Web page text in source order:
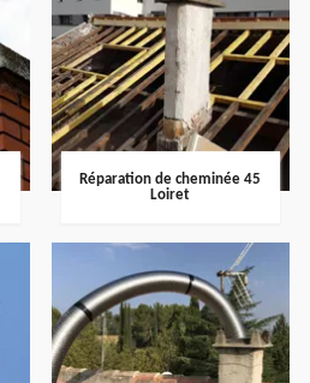
Réparation de cheminée 45
Loiret